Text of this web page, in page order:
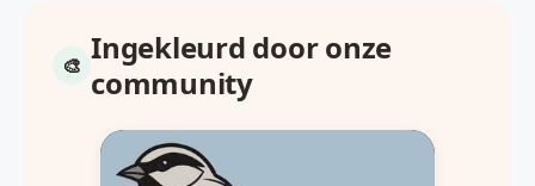
Ingekleurd door onze
community